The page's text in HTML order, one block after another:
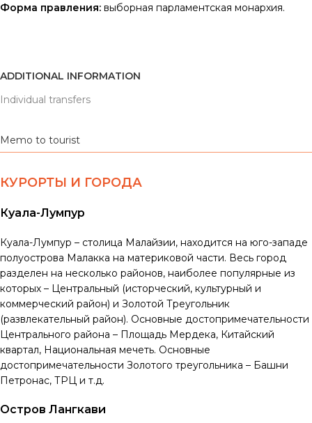
Форма правления: выборная парламентская монархия.
ADDITIONAL INFORMATION
Individual transfers
Memo to tourist
КУРОРТЫ И ГОРОДА
Куала-Лумпур
Куала-Лумпур – столица Малайзии, находится на юго-западе
полуострова Малакка на материковой части. Весь город
разделен на несколько районов, наиболее популярные из
которых – Центральный (исторческий, культурный и
коммерческий район) и Золотой Треугольник
(развлекательный район). Основные достопримечательности
Центрального района – Площадь Мердека, Китайский
квартал, Национальная мечеть. Основные
достопримечательности Золотого треугольника – Башни
Петронас, ТРЦ и т.д.
Остров Лангкави